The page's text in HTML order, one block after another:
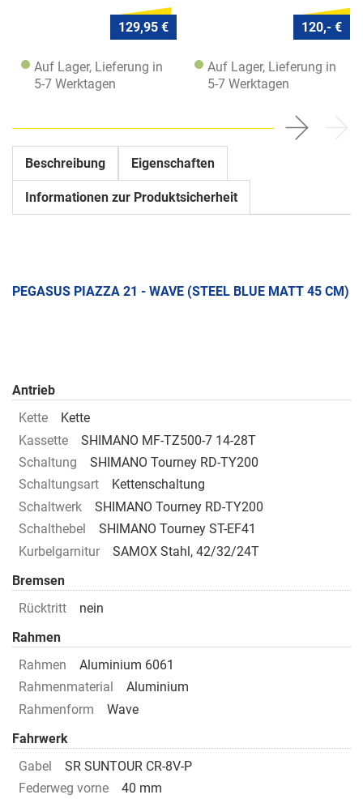
129,95 €
Auf Lager, Lieferung in
5-7 Werktagen
120,- €
Auf Lager, Lieferung in
5-7 Werktagen
Beschreibung Eigenschaften
Informationen zur Produktsicherheit
PEGASUS PIAZZA 21 - WAVE (STEEL BLUE MATT 45 CM)
Antrieb
Kette
Kette
Kassette
SHIMANO MF-TZ500-7 14-28T
Schaltung
SHIMANO Tourney RD-TY200
Schaltungsart
Kettenschaltung
Schaltwerk
SHIMANO Tourney RD-TY200
Schalthebel
SHIMANO Tourney ST-EF41
Kurbelgarnitur
SAMOX Stahl, 42/32/24T
Bremsen
Rücktritt
nein
Rahmen
Rahmen
Aluminium 6061
Rahmenmaterial
Aluminium
Rahmenform
Wave
Fahrwerk
Gabel
SR SUNTOUR CR-8V-P
Federweg vorne
40 mm